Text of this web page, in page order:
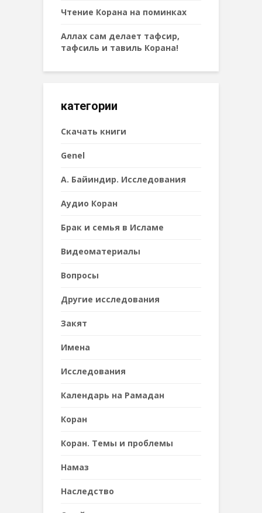
Чтение Корана на поминках
Аллах сам делает тафсир,
тафсиль и тавиль Корана!
категории
Cкачать книги
Genel
А. Байиндир. Исследования
Аудио Коран
Брак и семья в Исламе
Видеоматериалы
Вопросы
Другие исследования
Закят
Имена
Исследования
Календарь на Рамадан
Коран
Коран. Темы и проблемы
Намаз
Наследствo